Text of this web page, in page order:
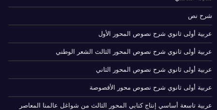
شرح نص
عربية أولى ثانوي شرح نصوص المحور الأول
عربية أولى ثانوي شرح نصوص المحور الثالث الشعر الوطني
عربية أولى ثانوي شرح نصوص المحور الثاني
عربية أولى ثانوي شرح نصوص محور الأقصوصة
عربية تاسعة أساسي إنتاج كتابي المحور الثالث من شواغل عالمنا المعاصر